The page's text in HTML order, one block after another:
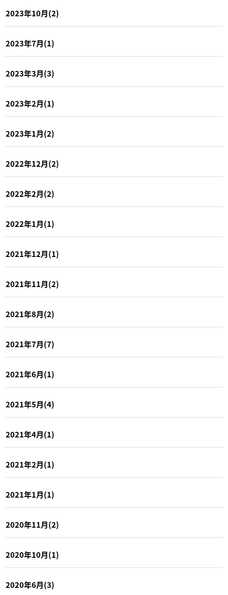
2023年10月(2)
2023年7月(1)
2023年3月(3)
2023年2月(1)
2023年1月(2)
2022年12月(2)
2022年2月(2)
2022年1月(1)
2021年12月(1)
2021年11月(2)
2021年8月(2)
2021年7月(7)
2021年6月(1)
2021年5月(4)
2021年4月(1)
2021年2月(1)
2021年1月(1)
2020年11月(2)
2020年10月(1)
2020年6月(3)